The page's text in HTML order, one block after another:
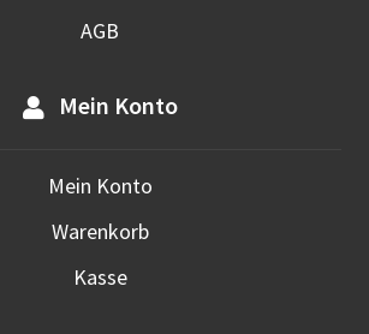
AGB
Mein Konto
Mein Konto
Warenkorb
Kasse